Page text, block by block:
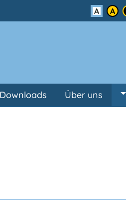
Kontrast
Downloads Über uns